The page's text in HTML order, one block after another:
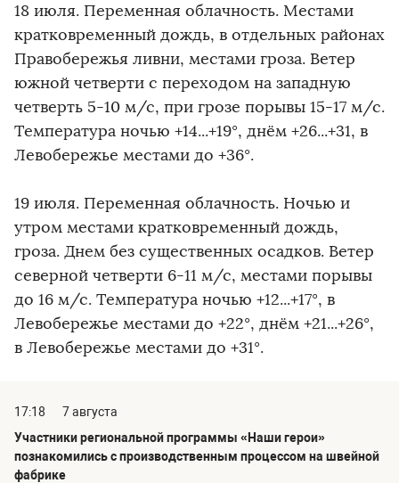
18 июля. Переменная облачность. Местами
кратковременный дождь, в отдельных районах
Правобережья ливни, местами гроза. Ветер
южной четверти с переходом на западную
четверть 5-10 м/с, при грозе порывы 15-17 м/с.
Температура ночью +14...+19°, днём +26...+31, в
Левобережье местами до +36°.
19 июля. Переменная облачность. Ночью и
утром местами кратковременный дождь,
гроза. Днем без существенных осадков. Ветер
северной четверти 6-11 м/с, местами порывы
до 16 м/с. Температура ночью +12...+17°, в
Левобережье местами до +22°, днём +21...+26°,
в Левобережье местами до +31°.
17:18
7 августа
Участники региональной программы «Наши герои»
познакомились с производственным процессом на швейной
фабрике